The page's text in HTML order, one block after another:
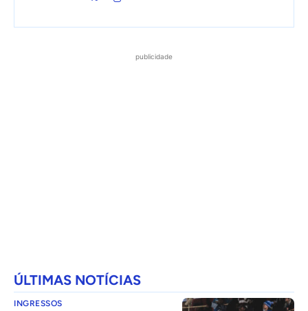
publicidade
ÚLTIMAS NOTÍCIAS
INGRESSOS